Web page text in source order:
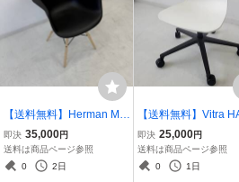
【送料無料】Herman Mill
er イームズプラスチック
シェルアームチェア ブラ
ック■管理番号：D-05-85
即決 35,000円
送料は商品ページ参照
0
2日
【送料無料】Vitra
E Studio ハル リ スタ
オフィスチェア■管理
号：D-06-20
即決 25,000円
送料は商品ページ参照
0
1日